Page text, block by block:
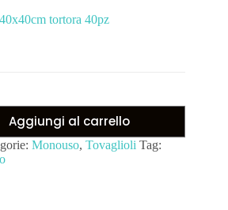
tortora 40pz
Aggiungi al carrello
Monouso, Tovaglioli Tag: